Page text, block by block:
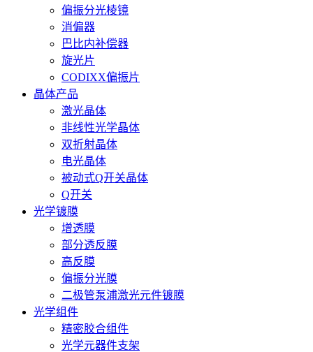
偏振分光棱镜
消偏器
巴比内补偿器
旋光片
CODIXX偏振片
晶体产品
激光晶体
非线性光学晶体
双折射晶体
电光晶体
被动式Q开关晶体
Q开关
光学镀膜
增透膜
部分透反膜
高反膜
偏振分光膜
二极管泵浦激光元件镀膜
光学组件
精密胶合组件
光学元器件支架